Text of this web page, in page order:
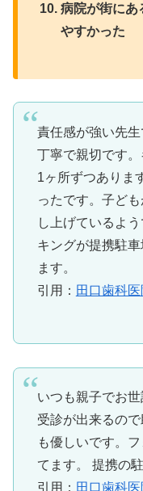
病院が街にあ
やすかった
責任感が強い先
丁寧で親切です
1ヶ所ずつありま
ったです。子ど
し上げているよ
キングが提携駐
ます。
引用： 田口歯科
いつも親子でお
受診が出来るの
も優しいです。
てます。 提携の
引用： 田口歯科